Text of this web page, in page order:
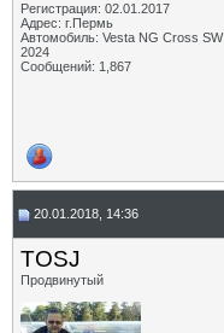
Регистрация: 02.01.2017
Адрес: г.Пермь
Автомобиль: Vesta NG Cross SW
2024
Сообщений: 1,867
20.01.2018, 14:36
TOSJ
Продвинутый